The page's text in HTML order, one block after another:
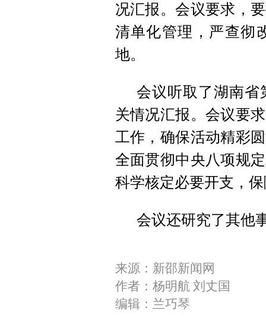
况汇报。会议要求，
清单化管理，严查彻
地。
会议听取了湖南省
关情况汇报。会议要
工作，确保活动精彩
全面贯彻中央八项规
科学核定必要开支，
会议还研究了其他
来源：新邵新闻网
作者：杨明航 刘丈国
编辑：兰巧琴